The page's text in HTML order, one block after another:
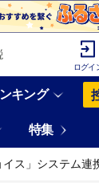
ログイ
キング
特集
イス」システム連